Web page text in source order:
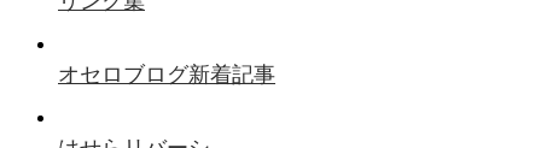
オセロブログ新着記事